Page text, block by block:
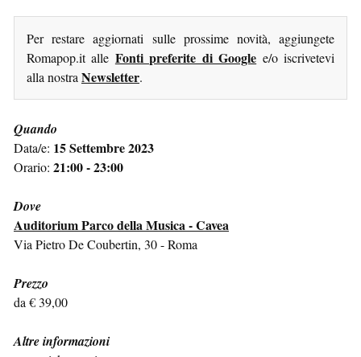
Per restare aggiornati sulle prossime novità, aggiungete
Romapop.it alle Fonti preferite di Google e/o iscrivetevi
alla nostra Newsletter.
Quando
Data/e: 15 Settembre 2023
Orario: 21:00 - 23:00
Dove
Auditorium Parco della Musica - Cavea
Via Pietro De Coubertin, 30 - Roma
Prezzo
da € 39,00
Altre informazioni